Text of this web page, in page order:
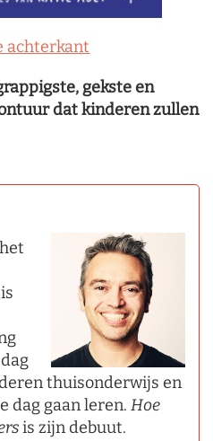
achterkant
gekste en
dat kinderen zullen
thuisonderwijs en
dag gaan leren. Hoe
is zijn debuut.